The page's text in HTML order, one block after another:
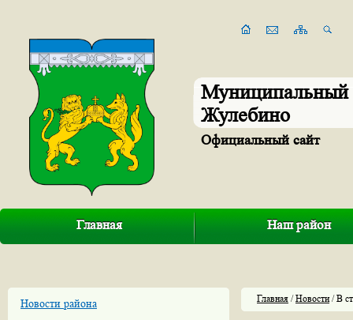
Муниципальный
Жулебино
Официальный сайт
Главная Наш район
Новости района
Главная /Новости/ В